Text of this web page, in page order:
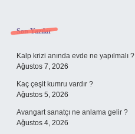
Sidebar
Son Yazılar
Kalp krizi anında evde ne yapılmalı ?
Ağustos 7, 2026
Kaç çeşit kumru vardır ?
Ağustos 5, 2026
Avangart sanatçı ne anlama gelir ?
Ağustos 4, 2026